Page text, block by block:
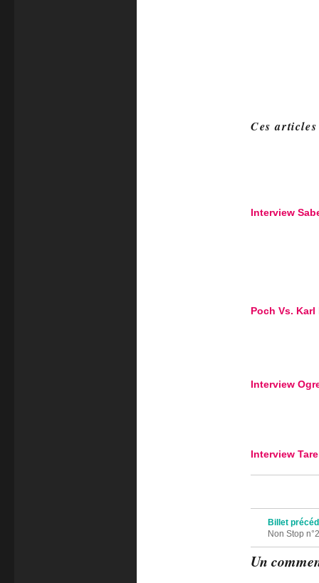
Ces
Interview
Poch Vs.
Interview
Interview
Billet
Non Stop
Un